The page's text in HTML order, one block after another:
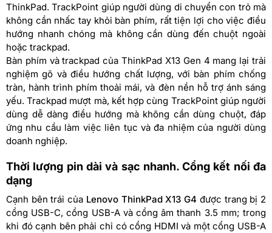
ThinkPad. TrackPoint giúp người dùng di chuyển con trỏ mà
không cần nhấc tay khỏi bàn phím, rất tiện lợi cho việc điều
hướng nhanh chóng mà không cần dùng đến chuột ngoài
hoặc trackpad.
Bàn phím và trackpad của ThinkPad X13 Gen 4 mang lại trải
nghiệm gõ và điều hướng chất lượng, với bàn phím chống
tràn, hành trình phím thoải mái, và đèn nền hỗ trợ ánh sáng
yếu. Trackpad mượt mà, kết hợp cùng TrackPoint giúp người
dùng dễ dàng điều hướng mà không cần dùng chuột, đáp
ứng nhu cầu làm việc liên tục và đa nhiệm của người dùng
doanh nghiệp.
Thời lượng pin dài và sạc nhanh. Cổng kết nối đa
dạng
Cạnh bên trái của Lenovo ThinkPad X13 G4 được trang bị 2
cổng USB-C, cổng USB-A và cổng âm thanh 3.5 mm; trong
khi đó cạnh bên phải chỉ có cổng HDMI và một cổng USB-A